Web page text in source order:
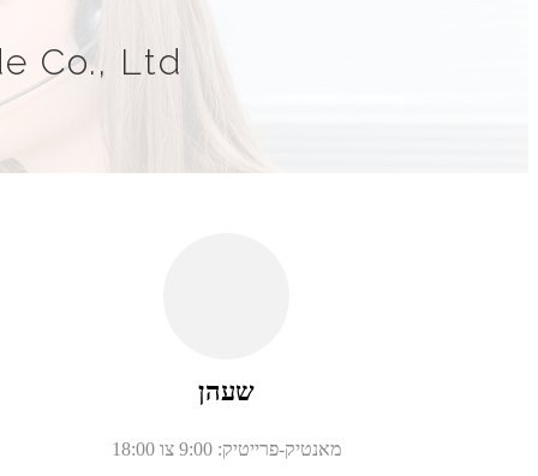
Co., Ltd
שעהן
מאנטיק-פרייטיק: 9:00 צו 18:00